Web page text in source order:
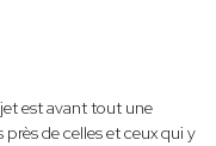
est avant tout une
près de celles et ceux qui y